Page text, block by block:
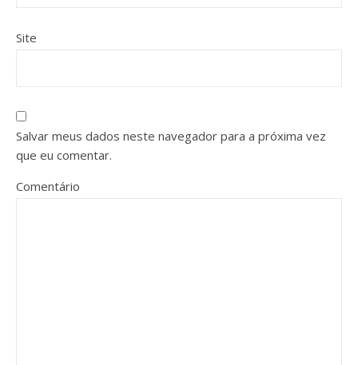
Site
Salvar meus dados neste navegador para a próxima vez
que eu comentar.
Comentário